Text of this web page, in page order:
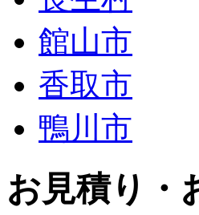
館山市
香取市
鴨川市
お見積り・